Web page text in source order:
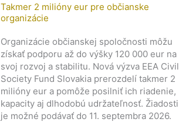
Takmer 2 milióny eur pre občianske
organizácie
Organizácie občianskej spoločnosti môžu
získať podporu až do výšky 120 000 eur na
svoj rozvoj a stabilitu. Nová výzva EEA Civil
Society Fund Slovakia prerozdelí takmer 2
milióny eur a pomôže posilniť ich riadenie,
kapacity aj dlhodobú udržateľnosť. Žiadosti
je možné podávať do 11. septembra 2026.